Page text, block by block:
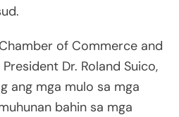
of Commerce and
Dr. Roland Suico,
ang mga mulo sa mga
bahin sa mga